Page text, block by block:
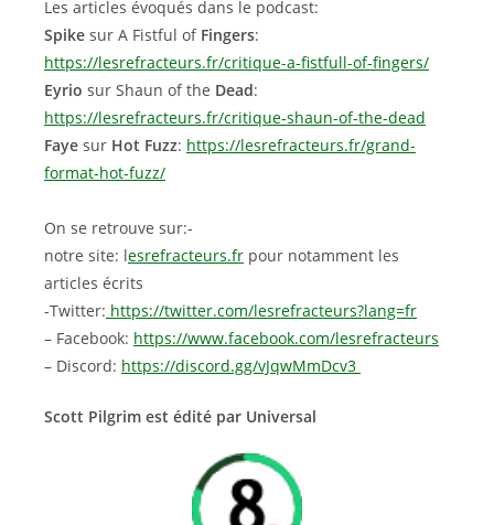
Les articles évoqués dans le podcast:
Spike sur A Fistful of Fingers:
https://lesrefracteurs.fr/critique-a-fistfull-of-fingers/
Eyrio sur Shaun of the Dead:
https://lesrefracteurs.fr/critique-shaun-of-the-dead
Faye sur Hot Fuzz: https://lesrefracteurs.fr/grand-
format-hot-fuzz/
On se retrouve sur:-
notre site: lesrefracteurs.fr pour notamment les
articles écrits
-Twitter: https://twitter.com/lesrefracteurs?lang=fr
– Facebook: https://www.facebook.com/lesrefracteurs
– Discord: https://discord.gg/vJqwMmDcv3
Scott Pilgrim est édité par Universal